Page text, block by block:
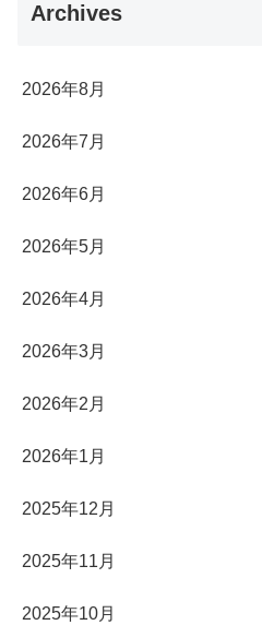
レArchives
2026年8月
2026年7月
2026年6月
2026年5月
2026年4月
2026年3月
2026年2月
2026年1月
2025年12月
2025年11月
2025年10月